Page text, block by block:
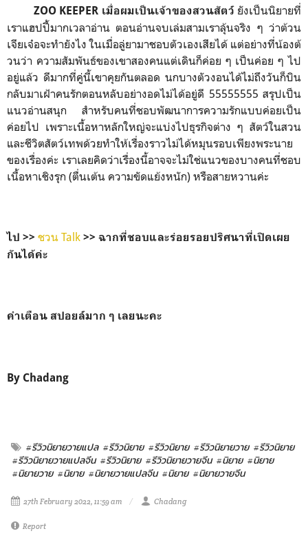
ZOO KEEPER เมื่อผมเป็นเจ้าของสวนสัตว์ ยังเป็นนิยายที่
เราแฮปปี้มากเวลาอ่าน ตอนอ่านจบเล่มสามเราลุ้นจริง ๆ ว่าต้วน
เจียเจ๋อจะทำยังไง ในเมื่อลู่ยามาชอบตัวเองเสียได้ แต่อย่างที่น้องต้
วนว่า ความสัมพันธ์ของเขาสองคนแต่เดินก็ค่อย ๆ เป็นค่อย ๆ ไป
อยู่แล้ว ดีมากที่คู่นี้เขาคุยกันตลอด นกบางตัวงอนได้ไม่ถึงวันก็บิน
กลับมาเฝ้าคนรักตอนหลับอย่างอดไม่ได้อยู่ดี 55555555 สรุปเป็น
แนวอ่านสนุก สำหรับคนที่ชอบพัฒนาการความรักแบบค่อยเป็น
ค่อยไป เพราะเนื้อหาหลักใหญ่จะแบ่งไปธุรกิจต่าง ๆ สัตว์ในสวน
และชีวิตสัตว์เทพด้วยทำให้เรื่องราวไม่ได้หมุนรอบเพียงพระนาย
ของเรื่องค่ะ เราเลยคิดว่าเรื่องนี้อาจจะไม่ใช่แนวของบางคนที่ชอบ
เนื้อหาเชิงรุก (ตื่นเต้น ความขัดแย้งหนัก) หรือสายหวานค่ะ
ไป >> ชวน Talk >> ฉากที่ชอบและร่อยรอยปริศนาที่เปิดเผย
กันได้ค่ะ
คำเตือน สปอยล์มาก ๆ เลยนะคะ
By Chadang
#รีวิวนิยายวายแปล #รีวิวนิยาย #รีวิวนิยาย #รีวิวนิยายวาย #รีวิวนิยาย
#รีวิวนิยายวายแปลจีน #รีวิวนิยาย #รีวิวนิยายวายจีน #นิยาย #นิยาย
#นิยายวาย #นิยาย #นิยายวายแปลจีน #นิยาย #นิยายวายจีน
27th February 2022, 11:59 am Chadang
Report